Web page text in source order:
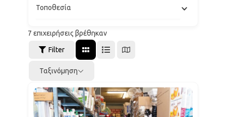
Τοποθεσία
7 επιχειρήσεις βρέθηκαν
Filter
Ταξινόμηση